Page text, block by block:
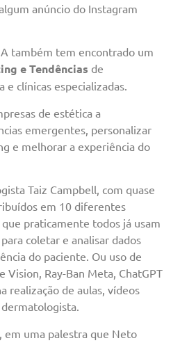
anúncio do Instagram
também tem encontrado um
e Tendências de
e clínicas especializadas.
de estética a
emergentes, personalizar
e melhorar a experiência do
Taiz Campbell, com quase
em 10 diferentes
praticamente todos já usam
coletar e analisar dados
do paciente. Ou uso de
Vision, Ray-Ban Meta, ChatGPT
realização de aulas, vídeos
em uma palestra que Neto